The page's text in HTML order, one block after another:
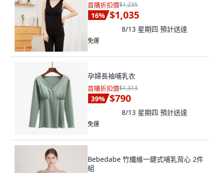
首購折扣價$1,235
16% $1,035
8/13 星期四 預計送達
免運
孕婦長袖哺乳衣
首購折扣價$1,313
39% $790
8/13 星期四 預計送達
免運
Bebedabe 竹纖維一鍵式哺乳背心 2件
組